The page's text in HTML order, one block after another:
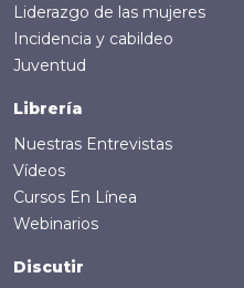
Liderazgo de las mujeres
Incidencia y cabildeo
Juventud
Librería
Nuestras Entrevistas
Vídeos
Cursos En Línea
Webinarios
Discutir